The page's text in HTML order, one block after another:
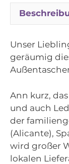
Unser
geräumig
Ann kurz,
und auch
der
(Alicante),
wird großer
lokalen